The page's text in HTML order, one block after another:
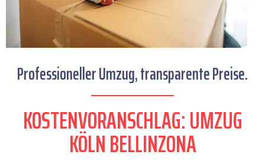
Professioneller Umzug, transparente Preise.
KOSTENVORANSCHLAG: UMZUG
KÖLN BELLINZONA